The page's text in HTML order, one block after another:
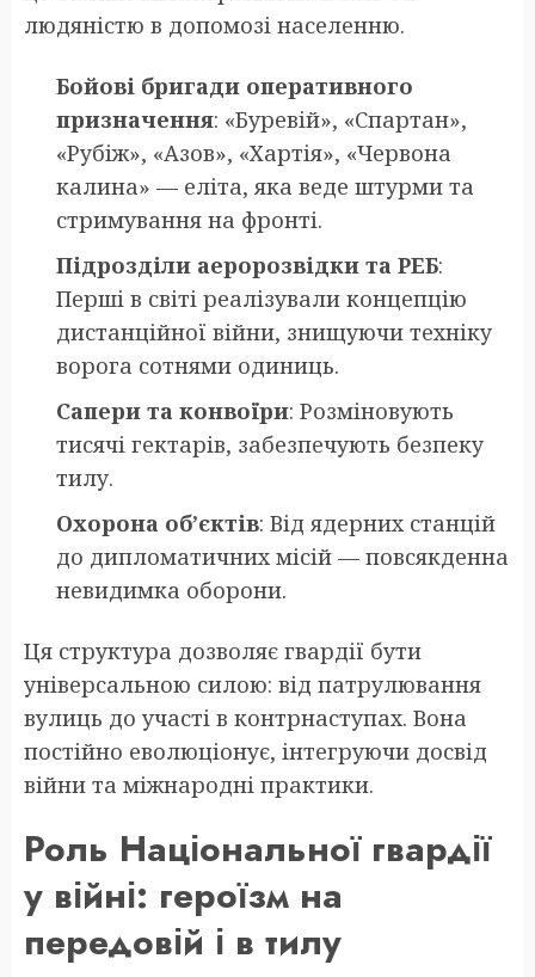
людяністю в допомозі населенню.
Бойові бригади оперативного
призначення: «Буревій», «Спартан»,
«Рубіж», «Азов», «Хартія», «Червона
калина» — еліта, яка веде штурми та
стримування на фронті.
Підрозділи аеророзвідки та РЕБ:
Перші в світі реалізували концепцію
дистанційної війни, знищуючи техніку
ворога сотнями одиниць.
Сапери та конвоїри: Розміновують
тисячі гектарів, забезпечують безпеку
тилу.
Охорона об’єктів: Від ядерних станцій
до дипломатичних місій — повсякденна
невидимка оборони.
Ця структура дозволяє гвардії бути
універсальною силою: від патрулювання
вулиць до участі в контрнаступах. Вона
постійно еволюціонує, інтегруючи досвід
війни та міжнародні практики.
Роль Національної гвардії
у війні: героїзм на
передовій і в тилу